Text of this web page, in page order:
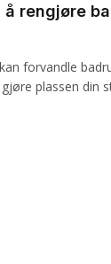
rengjøre
forvandle
plassen din